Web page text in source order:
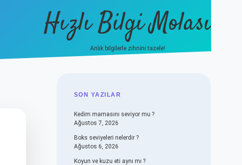
Hızlı Bilgi Molası
Anlık bilgilerle zihnini tazele!
SIDEBAR
SON YAZILAR
Kedim mamasını seviyor mu ?
Ağustos 7, 2026
Boks seviyeleri nelerdir ?
Ağustos 6, 2026
Koyun ve kuzu eti aynı mı ?